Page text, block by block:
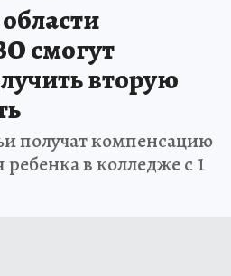
смогут
вторую
получат компенсацию
в колледже с 1